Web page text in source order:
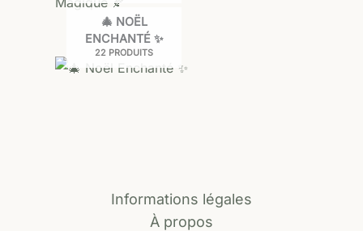
🎄 NOËL
ENCHANTÉ ✨
22 PRODUITS
Informations légales
À propos